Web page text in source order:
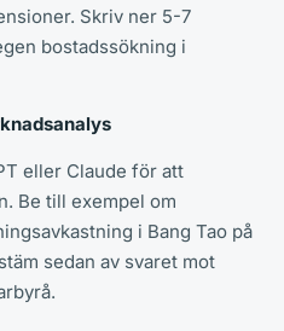
Skriv ner 5-7
bostadssökning i
eller Claude för att
Be till exempel om
i Bang Tao på
sedan av svaret mot